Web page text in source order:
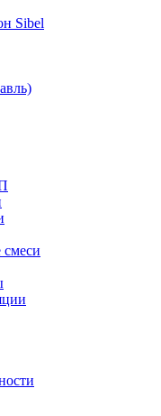
Sibel
смеси